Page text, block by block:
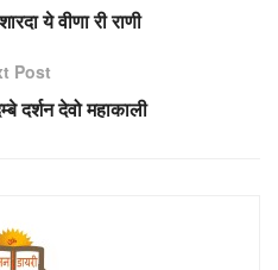
ये वीणा री राणी
Post
दर्शन देवो महाकाली